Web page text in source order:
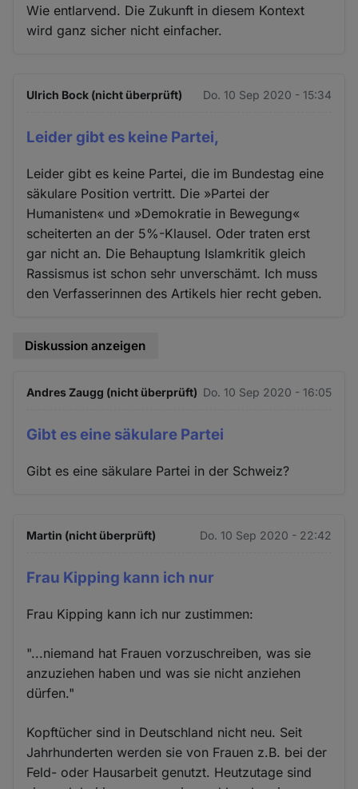
Wie entlarvend. Die Zukunft in diesem Kontext
wird ganz sicher nicht einfacher.
Ulrich Bock (nicht überprüft) Do. 10 Sep 2020 - 15:34
Leider gibt es keine Partei,
Leider gibt es keine Partei, die im Bundestag eine
säkulare Position vertritt. Die »Partei der
Humanisten« und »Demokratie in Bewegung«
scheiterten an der 5%-Klausel. Oder traten erst
gar nicht an. Die Behauptung Islamkritik gleich
Rassismus ist schon sehr unverschämt. Ich muss
den Verfasserinnen des Artikels hier recht geben.
Diskussion anzeigen
Andres Zaugg (nicht überprüft) Do. 10 Sep 2020 - 16:05
Gibt es eine säkulare Partei
Gibt es eine säkulare Partei in der Schweiz?
Martin (nicht überprüft) Do. 10 Sep 2020 - 22:42
Frau Kipping kann ich nur
Frau Kipping kann ich nur zustimmen:
"...niemand hat Frauen vorzuschreiben, was sie
anzuziehen haben und was sie nicht anziehen
dürfen."
Kopftücher sind in Deutschland nicht neu. Seit
Jahrhunderten werden sie von Frauen z.B. bei der
Feld- oder Hausarbeit genutzt. Heutzutage sind